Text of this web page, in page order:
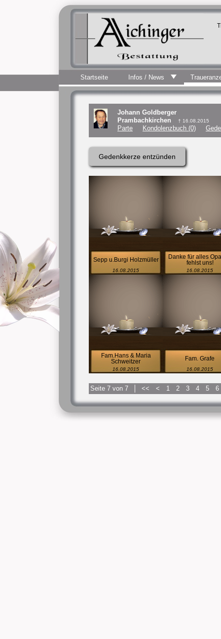
Startseite Infos / News
Johann Goldberger
Prambachkirchen
† 16.08.2015
Parte Kondolenzbuch (0)
Gedenkkerze entzünden
Sepp u.Burgi Holzmüller
16.08.2015
Danke für alles
fehlst uns!
16.08.2015
Fam.Hans & Maria
Schweitzer
16.08.2015
Fam. Grafe
16.08.2015
Seite 7 von 7 << < 1 2 3 4 5 6